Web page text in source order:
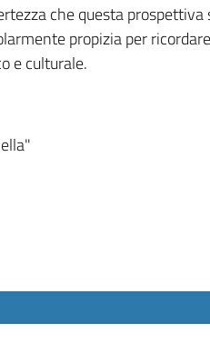
che questa
propizia per
e culturale.